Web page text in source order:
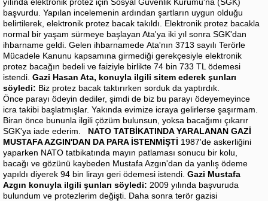
başvurdu. Yapılan incelemenin ardından şartların uygun olduğu
belirtilerek, elektronik protez bacak takıldı. Elektronik protez bacakla
normal bir yaşam sürmeye başlayan Ata'ya iki yıl sonra SGK'dan
ihbarname geldi. Gelen ihbarnamede Ata'nın 3713 sayılı Terörle
Mücadele Kanunu kapsamına girmediği gerekçesiyle elektronik
protez bacağın bedeli ve faiziyle birlikte 74 bin 733 TL ödemesi
istendi. Gazi Hasan Ata, konuyla ilgili sitem ederek şunları
söyledi: Biz protez bacak taktırırken sorduk da yaptırdık.
Önce parayı ödeyin dediler, şimdi de biz bu parayı ödeyemeyince
icra takibi başlatmışlar. Yakında evimize icraya gelirlerse şaşırmam.
Biran önce bununla ilgili çözüm bulunsun, yoksa bacağımı çıkarır
SGK'ya iade ederim. NATO TATBİKATINDA YARALANAN GAZİ
MUSTAFA AZGIN'DAN DA PARA İSTENMİŞTİ 1987'de askerliğini
yaparken NATO tatbikatında mayın patlaması sonucu bir kolu,
bacağı ve gözünü kaybeden Mustafa Azgın'dan da yanlış ödeme
yapıldı diyerek 94 bin lirayı geri ödemesi istendi. Gazi Mustafa
Azgın konuyla ilgili şunları söyledi: 2009 yılında başvuruda
bulundum ve protezlerim değişti. Daha sonra terör gazisi